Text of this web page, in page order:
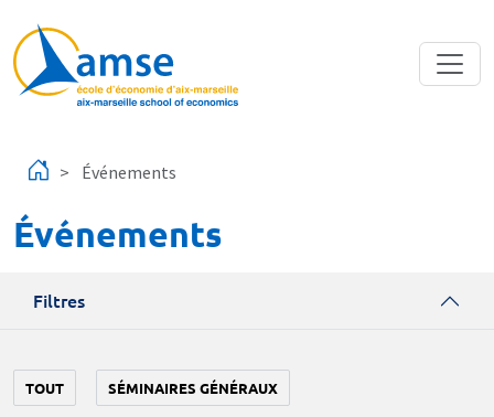
Événements
Événements
Filtres
TOUT SÉMINAIRES GÉNÉRAUX